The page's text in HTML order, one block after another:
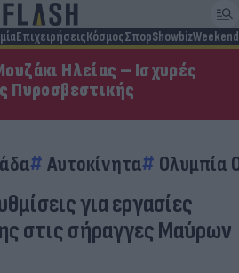
ΕπιχειρήσειςΚόσμοςΣπορShowbizWeekend
Ηλείας – Ισχυρές
Πυροσβεστικής
Αυτοκίνητα Ολυμπία
για εργασίες
στις σήραγγες Μαύρων